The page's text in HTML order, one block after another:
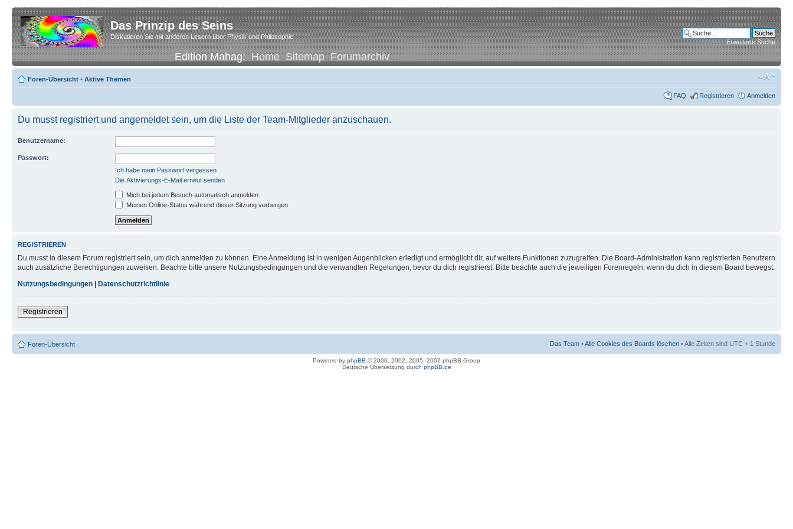
Das Prinzip des Seins
Diskutieren Sie mit anderen Lesern über Physik und Philosophie
Edition Mahag:Home Sitemap Forumarchiv
Erweiterte Suche
Foren-Übersicht • Aktive Themen
FAQ Registrieren Anmelden
Du musst registriert und angemeldet sein, um die Liste der Team-Mitglieder anzuschauen.
Benutzername:
Passwort:
Ich habe mein Passwort vergessen
Die Aktivierungs-E-Mail erneut senden
Mich bei jedem Besuch automatisch anmelden
Meinen Online-Status während dieser Sitzung verbergen
REGISTRIEREN
Du musst in diesem Forum registriert sein, um dich anmelden zu können. Eine Anmeldung ist in wenigen Augenblicken erledigt und ermöglicht dir, auf weitere Funktionen zuzugreifen. Die Board-Administration kann registrierten Benutzern
auch zusätzliche Berechtigungen zuweisen. Beachte bitte unsere Nutzungsbedingungen und die verwandten Regelungen, bevor du dich registrierst. Bitte beachte auch die jeweiligen Forenregeln, wenn du dich in diesem Board bewegst.
Nutzungsbedingungen
Datenschutzrichtlinie
Registrieren
Foren-Übersicht Das Team •Alle Cookies des Boards löschen • Alle Zeiten sind UTC + 1 Stunde
Powered by phpBB © 2000, 2002, 2005, 2007 phpBB Group
Deutsche Übersetzung durch phpBB.de